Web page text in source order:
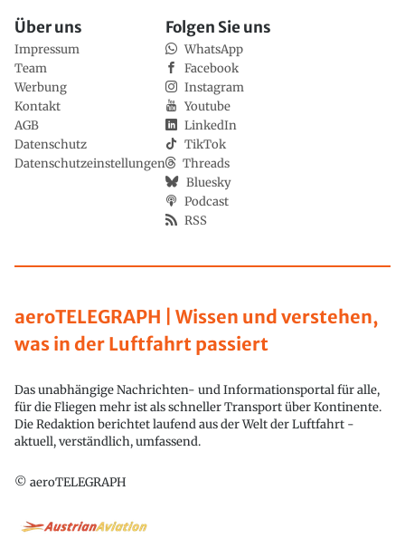
aeroTELEGRAPH | Wissen und verstehen,
was in der Luftfahrt passiert
Das unabhängige Nachrichten- und Informationsportal für alle,
für die Fliegen mehr ist als schneller Transport über Kontinente.
Die Redaktion berichtet laufend aus der Welt der Luftfahrt -
aktuell, verständlich, umfassend.
© aeroTELEGRAPH
Über uns
Impressum
Team
Werbung
Kontakt
AGB
Datenschutz
Datenschutzeinstellungen
Folgen Sie uns
WhatsApp
Facebook
Instagram
Youtube
LinkedIn
TikTok
Threads
Bluesky
Podcast
RSS